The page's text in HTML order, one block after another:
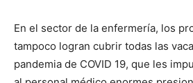
En el sector de la enfermería, los
tampoco logran cubrir todas las
pandemia de COVID 19, que les